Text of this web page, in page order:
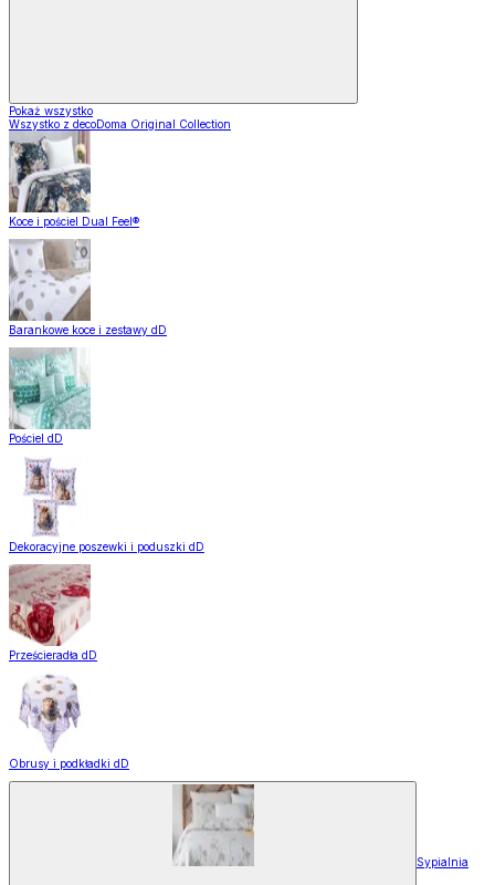
Pokaż wszystko
Wszystko z decoDoma Original Collection
Koce i pościel Dual Feel®
Barankowe koce i zestawy dD
Pościel dD
Dekoracyjne poszewki i poduszki dD
Prześcieradła dD
Obrusy i podkładki dD
Sypialnia